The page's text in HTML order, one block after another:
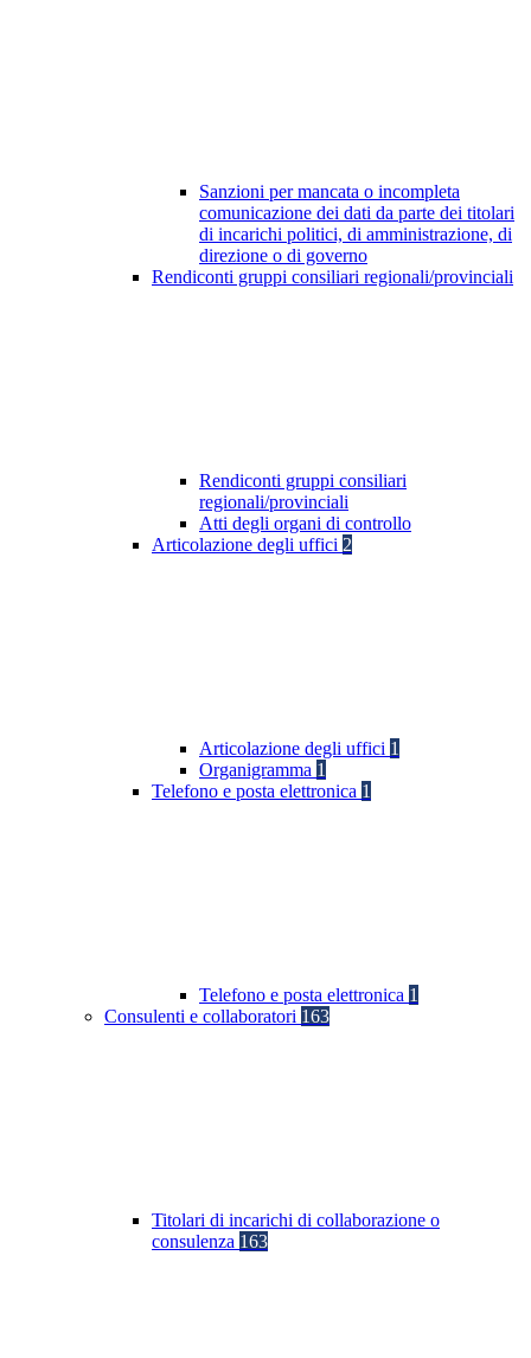
Sanzioni per mancata o incompleta
comunicazione dei dati da parte dei titolari
di incarichi politici, di amministrazione, di
direzione o di governo
Rendiconti gruppi consiliari regionali/provinciali
Rendiconti gruppi consiliari
regionali/provinciali
Atti degli organi di controllo
Articolazione degli uffici 2
Articolazione degli uffici 1
Organigramma 1
Telefono e posta elettronica 1
Telefono e posta elettronica 1
Consulenti e collaboratori 163
Titolari di incarichi di collaborazione o
consulenza 163